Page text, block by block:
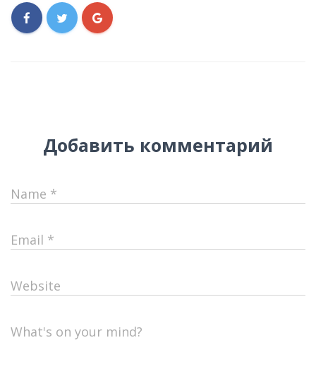
Добавить комментарий
Name *
Email *
Website
What's on your mind?